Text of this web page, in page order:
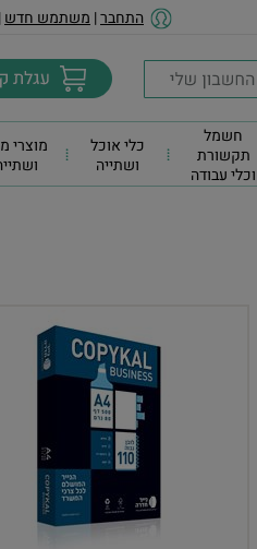
נגישות
אתר
המרכזי
התחבר| משתמש חדש
חשמל
תקשורת
וכלי עבודה
כלי אוכל
ושתייה
מוצרי